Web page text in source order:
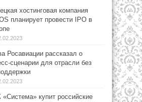
хостинговая компания
планирует провести IPO в
Росавиации рассказал о
сценарии для отрасли без
купит российские